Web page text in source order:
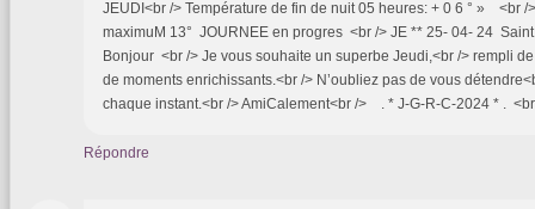
JEUDI<br /> Température de fin de nuit 05 heures: + 0 6 ° »
maximuM 13° JOURNEE en progres <br /> JE ** 25- 04- 24
Bonjour <br /> Je vous souhaite un superbe Jeudi,<br /> rempli
de moments enrichissants.<br /> N’oubliez pas de vous
chaque instant.<br /> AmiCalement<br /> . * J-G-R-C-2024 * .
Répondre